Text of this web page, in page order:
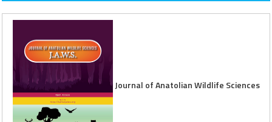
Journal of Anatolian Wildlife Sciences